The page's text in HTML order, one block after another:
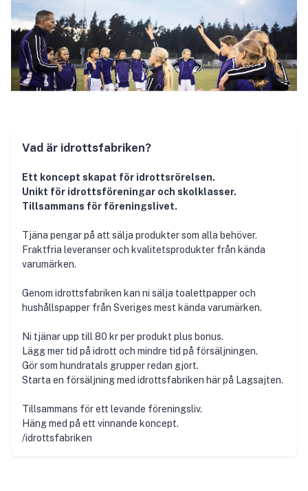
Vad är idrottsfabriken?
Ett koncept skapat för idrottsrörelsen.
Unikt för idrottsföreningar och skolklasser.
Tillsammans för föreningslivet.
Tjäna pengar på att sälja produkter som alla behöver.
Fraktfria leveranser och kvalitetsprodukter från kända
varumärken.
Genom idrottsfabriken kan ni sälja toalettpapper och
hushållspapper från Sveriges mest kända varumärken.
Ni tjänar upp till 80 kr per produkt plus bonus.
Lägg mer tid på idrott och mindre tid på försäljningen.
Gör som hundratals grupper redan gjort.
Starta en försäljning med idrottsfabriken här på Lagsajten.
Tillsammans för ett levande föreningsliv.
Häng med på ett vinnande koncept​.
/idrottsfabriken